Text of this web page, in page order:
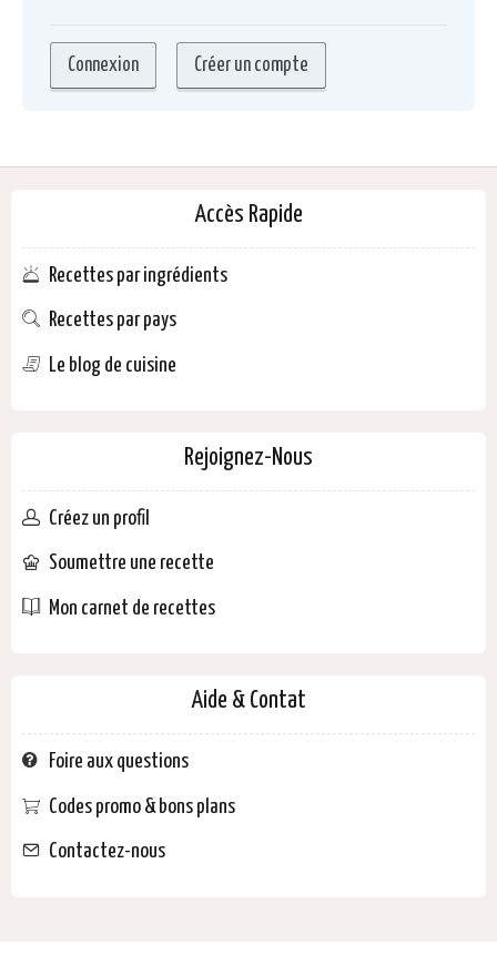
Accès Rapide
Recettes par ingrédients
Recettes par pays
Le blog de cuisine
Rejoignez-Nous
Créez un profil
Soumettre une recette
Mon carnet de recettes
Aide & Contat
Foire aux questions
Codes promo & bons plans
Contactez-nous